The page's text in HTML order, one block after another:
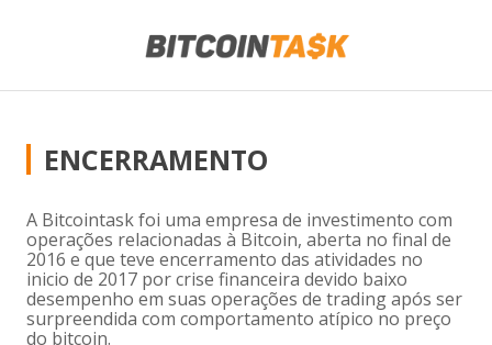
ENCERRAMENTO
A Bitcointask foi uma empresa de investimento com
operações relacionadas à Bitcoin, aberta no final de
2016 e que teve encerramento das atividades no
inicio de 2017 por crise financeira devido baixo
desempenho em suas operações de trading após ser
surpreendida com comportamento atípico no preço
do bitcoin.